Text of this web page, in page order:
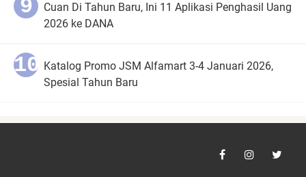
Cuan Di Tahun Baru, Ini 11 Aplikasi Penghasil Uang
2026 ke DANA
Katalog Promo JSM Alfamart 3-4 Januari 2026,
Spesial Tahun Baru